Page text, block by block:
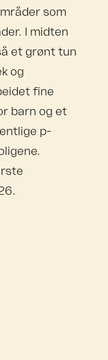
som
I midten
et grønt tun
og
fine
barn og et
p-